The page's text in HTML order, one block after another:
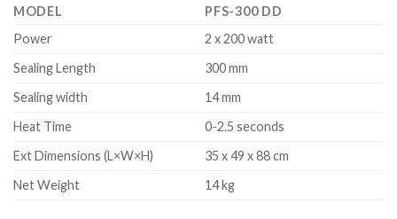
MODEL
PFS-300 DD
Power
2 x 200 watt
Sealing Length
300 mm
Sealing width
14 mm
Heat Time
0-2.5 seconds
Ext Dimensions (L×W×H)
35 x 49 x 88 cm
Net Weight
14 kg